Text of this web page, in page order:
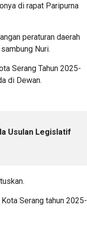
di rapat Paripurna
peraturan daerah
Nuri.
Serang Tahun 2025-
di Dewan.
Usulan Legislatif
Serang tahun 2025-